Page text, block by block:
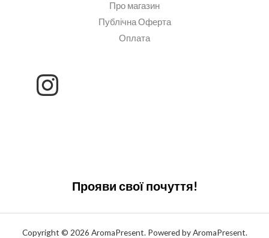
Про магазин
Публічна Оферта
Оплата
Прояви свої почуття!
Copyright © 2026 AromaPresent. Powered by AromaPresent.